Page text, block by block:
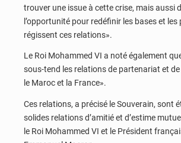
trouver une issue à cette crise, mais aussi
l’opportunité pour redéfinir les bases et
régissent ces relations».
Le Roi Mohammed VI a noté également
sous-tend les relations de partenariat et
le Maroc et la France».
Ces relations, a précisé le Souverain, sont
solides relations d’amitié et d’estime
le Roi Mohammed VI et le Président